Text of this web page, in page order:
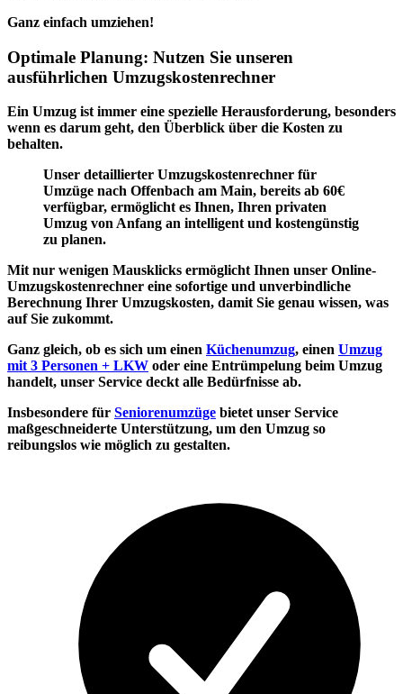
Ganz einfach umziehen!
Optimale Planung: Nutzen Sie unseren
ausführlichen Umzugskostenrechner
Ein Umzug ist immer eine spezielle Herausforderung, besonders
wenn es darum geht, den Überblick über die Kosten zu
behalten.
Unser detaillierter Umzugskostenrechner für
Umzüge nach Offenbach am Main, bereits ab 60€
verfügbar, ermöglicht es Ihnen, Ihren privaten
Umzug von Anfang an intelligent und kostengünstig
zu planen.
Mit nur wenigen Mausklicks ermöglicht Ihnen unser Online-
Umzugskostenrechner eine sofortige und unverbindliche
Berechnung Ihrer Umzugskosten, damit Sie genau wissen, was
auf Sie zukommt.
Ganz gleich, ob es sich um einen Küchenumzug, einen Umzug
mit 3 Personen + LKW oder eine Entrümpelung beim Umzug
handelt, unser Service deckt alle Bedürfnisse ab.
Insbesondere für Seniorenumzüge bietet unser Service
maßgeschneiderte Unterstützung, um den Umzug so
reibungslos wie möglich zu gestalten.